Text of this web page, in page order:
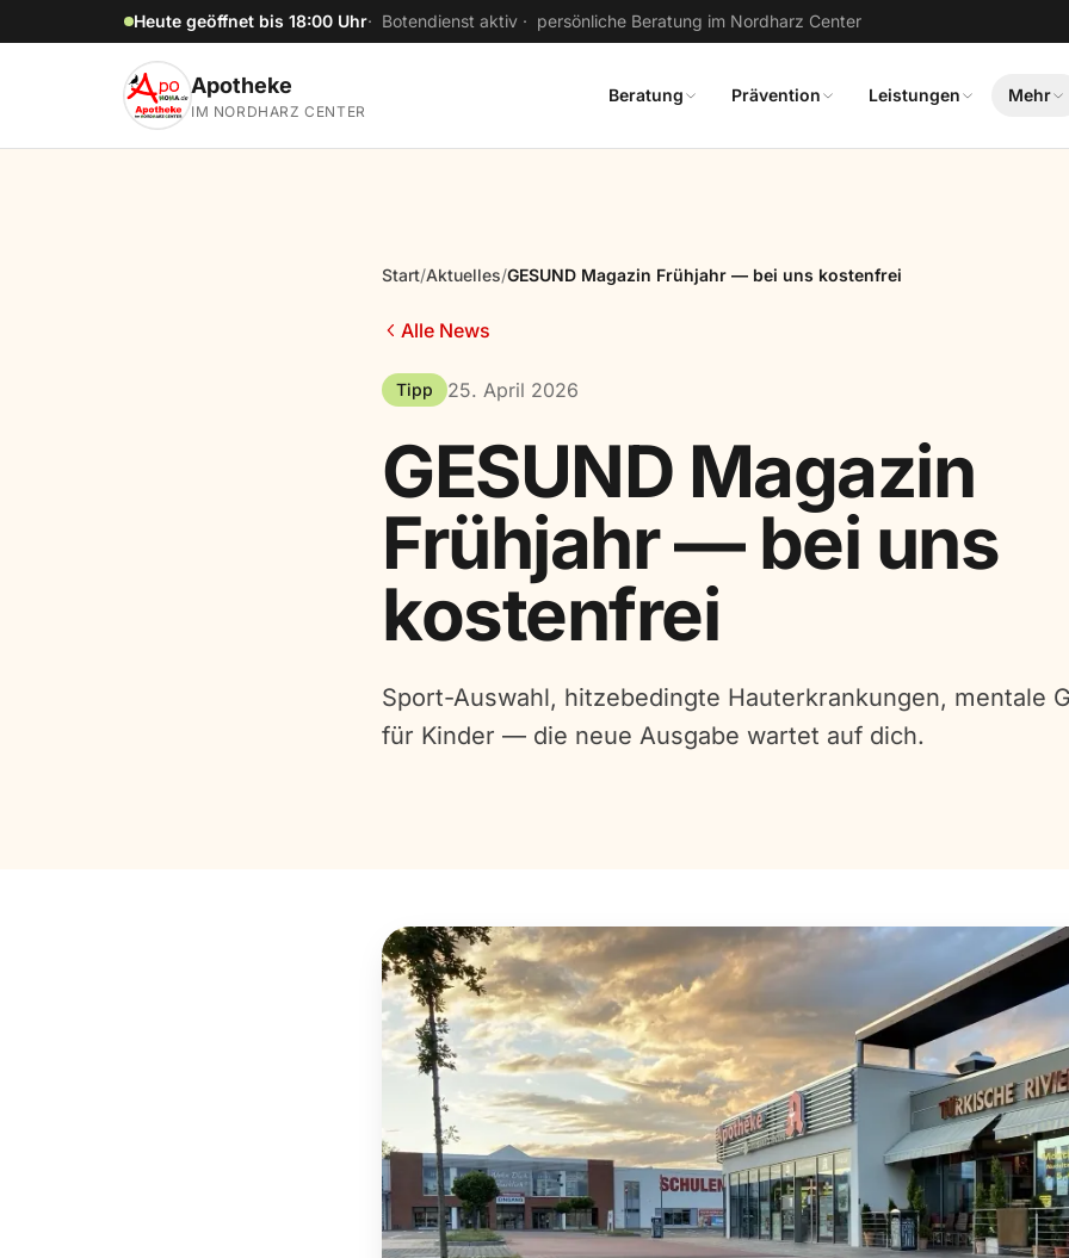
Zum Hauptinhalt springenHeute geöffnet bis 18:00 Uhr· Botendienst aktiv · persönliche Beratung im Nordharz Center
Apotheke
IM NORDHARZ CENTER
Beratung Prävention Leistungen Mehr
Start/Aktuelles/GESUND Magazin Frühjahr — bei uns kostenfrei
Alle News
Tipp 25. April 2026
GESUND Magazin
Frühjahr — bei uns
kostenfrei
Sport-Auswahl, hitzebedingte Hauterkrankungen, mentale
für Kinder — die neue Ausgabe wartet auf dich.